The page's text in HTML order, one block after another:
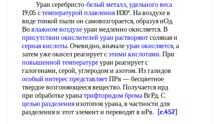
Уран серебристо-белый металл,удельного веса
19,05 стемпературой плавленияИ30°. На воздухе в
виде тонкой пыли он самовозгорается, образуя иОд.
Вовлажном воздухеуран медленно окисляется. В
присутствии окислителей уран растворяютсоляная и
серная кислоты. Очевидно, вначалеуран окисляется, а
затем уже окисел реагирует сэтими кислотами. При
повышенной температуреуран реагирует с
галогенами, серой, углеродом и азотом. Из галидов
особый интерес представляетПРв — бесцветное
твердое возгоняющееся вещество. Получается ирд
при обработке уранатрифторидом бромаВгРд. С
целью разделенияизотопов урана, в частности для
разделения и этот элемент и переводят в иРв.
[c.457]